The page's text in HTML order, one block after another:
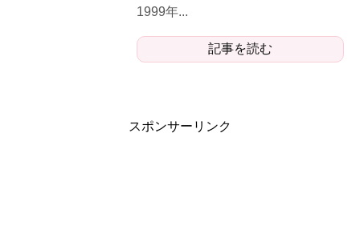
1999年...
記事を読む
スポンサーリンク